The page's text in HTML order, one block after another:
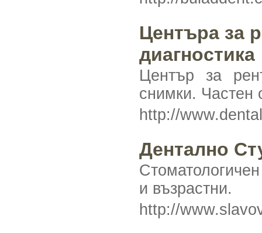
Центъра за
диагностика
Център за
снимки. Частен
http://
Дентално
и възрастни.
http://